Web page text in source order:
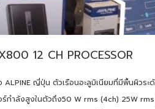
12 CH PROCESSOR
ญี่ปุ่น ตัวเรือนอะลูมิเนียมที่มีพื้นผิวระ
กำลังสูงในตัวถึง50 W rms (4ch) 25W